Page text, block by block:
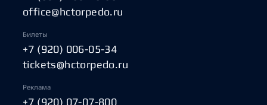
office@hctorpedo.ru
Билеты
+7 (920) 006-05-34
tickets@hctorpedo.ru
Реклама
+7 (920) 07-07-800